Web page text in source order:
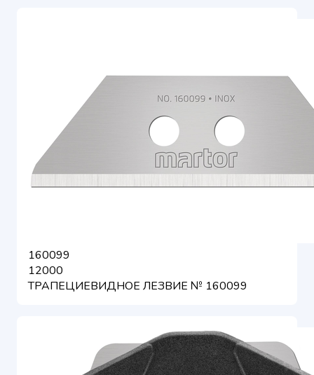
160099
12000
ТРАПЕЦИЕВИДНОЕ ЛЕЗВИЕ № 160099